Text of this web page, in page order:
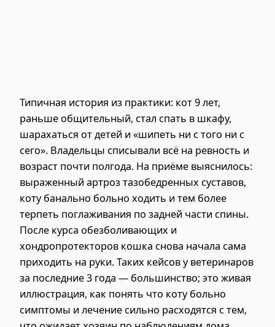
Типичная история из практики: кот 9 лет,
раньше общительный, стал спать в шкафу,
шарахаться от детей и «шипеть ни с того ни с
сего». Владельцы списывали всё на ревность и
возраст почти полгода. На приёме выяснилось:
выраженный артроз тазобедренных суставов,
коту банально больно ходить и тем более
терпеть поглаживания по задней части спины.
После курса обезболивающих и
хондропротекторов кошка снова начала сама
приходить на руки. Таких кейсов у ветеринаров
за последние 3 года — большинство; это живая
иллюстрация, как понять что коту больно
симптомы и лечение сильно расходятся с тем,